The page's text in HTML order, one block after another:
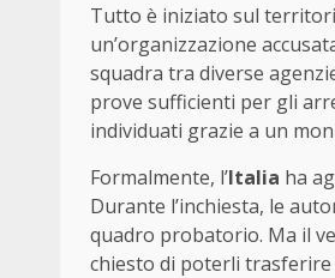
Tutto è iniziato sul
un’organizzazione
squadra tra diverse
prove sufficienti per gli
individuati grazie a un
Formalmente, l’Italia ha
Durante l’inchiesta, le
quadro probatorio. Ma il
chiesto di poterli trasferire